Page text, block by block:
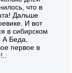
что в
Дальше
И вот
в сибирском
А Беда,
первое в